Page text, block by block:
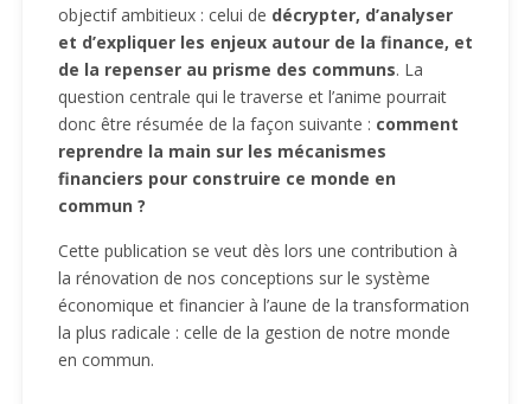
objectif ambitieux : celui de décrypter, d’analyser
et d’expliquer les enjeux autour de la finance, et
de la repenser au prisme des communs. La
question centrale qui le traverse et l’anime pourrait
donc être résumée de la façon suivante : comment
reprendre la main sur les mécanismes
financiers pour construire ce monde en
commun ?
Cette publication se veut dès lors une contribution à
la rénovation de nos conceptions sur le système
économique et financier à l’aune de la transformation
la plus radicale : celle de la gestion de notre monde
en commun.